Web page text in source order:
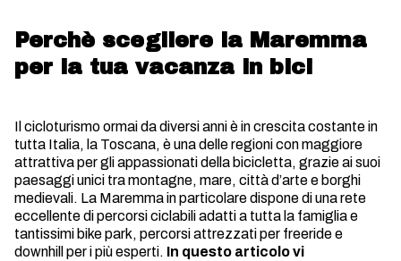
Perchè scegliere la Maremma
per la tua vacanza in bici
Il cicloturismo ormai da diversi anni è in crescita costante in
tutta Italia, la Toscana, è una delle regioni con maggiore
attrattiva per gli appassionati della bicicletta, grazie ai suoi
paesaggi unici tra montagne, mare, città d’arte e borghi
medievali. La Maremma in particolare dispone di una rete
eccellente di percorsi ciclabili adatti a tutta la famiglia e
tantissimi bike park, percorsi attrezzati per freeride e
downhill per i più esperti. In questo articolo vi